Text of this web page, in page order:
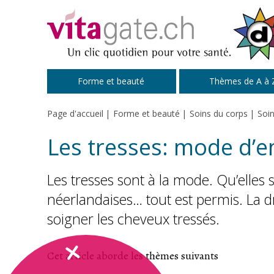
Forme et beauté Thèmes de A à
Page d'accueil Forme et beauté Soins du corps
Les tresses: mode
Les tresses sont à la mode.
néerlandaises… tout est permis. La
soigner les cheveux tressés.
Cet article aborde les thèmes suivants